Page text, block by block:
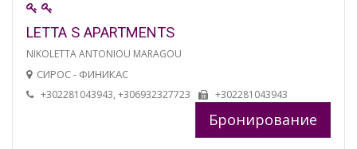
LETTA S APARTMENTS
NIKOLETTA ANTONIOU MARAGOU
СИРОС - ФИНИКАС
+302281043943, +306932327723 +302281043943
Бронирование